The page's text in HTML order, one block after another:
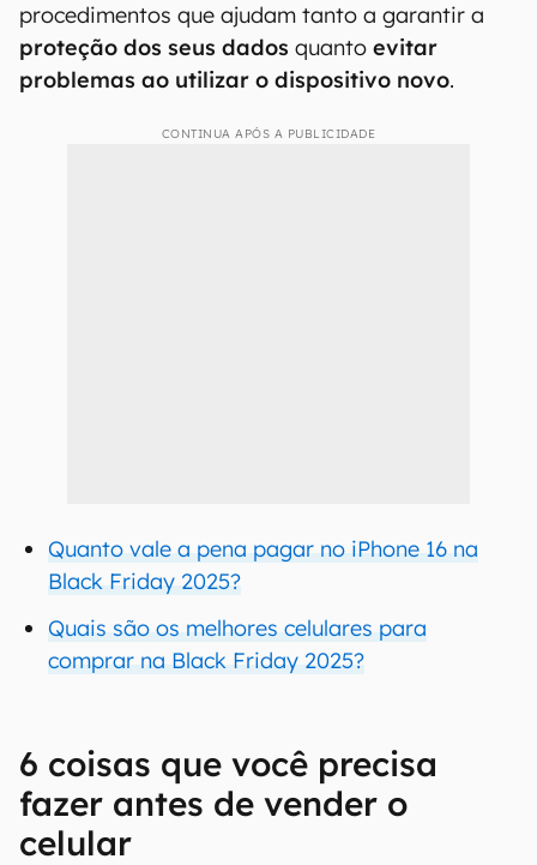
procedimentos que ajudam tanto a garantir a
proteção dos seus dados quanto evitar
problemas ao utilizar o dispositivo novo.
CONTINUA APÓS A PUBLICIDADE
Quanto vale a pena pagar no iPhone 16 na
Black Friday 2025?
Quais são os melhores celulares para
comprar na Black Friday 2025?
6 coisas que você precisa
fazer antes de vender o
celular